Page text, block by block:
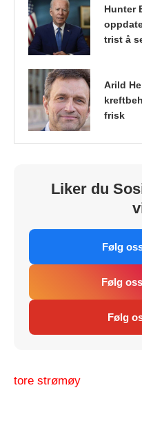
Hunter
trist å
Arild
frisk
Liker du
Følg
Følg
Følg
tore strømøy